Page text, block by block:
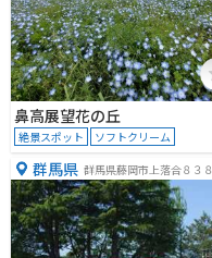
鼻高展望花の丘
絶景スポット ソフトクリーム
群馬県 群馬県藤岡市上落合８３８